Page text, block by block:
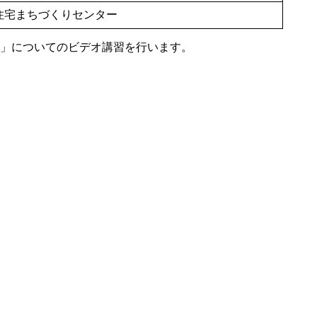
宅まちづくりセンター
についてのビデオ講習を行います。